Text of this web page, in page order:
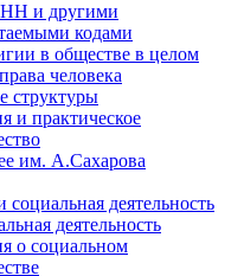
и другими
кодами
в обществе в целом
человека
структуры
и практическое
им. А.Сахарова
деятельность
деятельность
о социальном